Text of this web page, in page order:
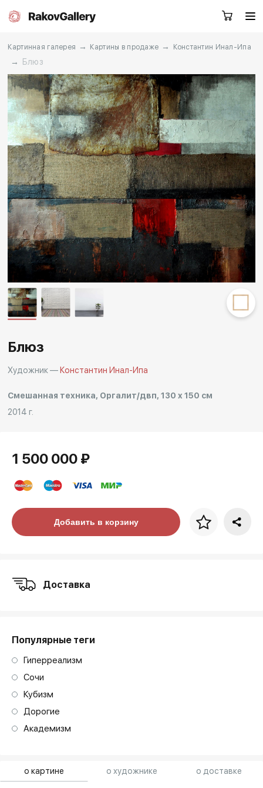
Москва
RU EN CN
Каталог Художники
О нас Услуги
События Контакты
Другие проекты
Rakov
baget
Заказать звонок
Картинная галерея → Картины в продаже → Константин Инал-Ипа
→ Блюз
о картине о художнике о доставке
Блюз
Художник — Константин Инал-Ипа
Смешанная техника, Оргалит/двп, 130 x 150 см
2014 г.
1 500 000 ₽
Цена за багетДобавить в корзину
Доставка
Популярные теги
Гиперреализм
Сочи
Кубизм
Дорогие
Академизм